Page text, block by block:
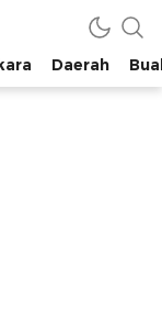
Daerah